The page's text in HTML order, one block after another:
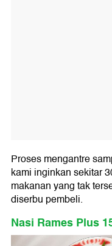
Proses mengantre
kami inginkan sekitar
makanan yang tak
diserbu pembeli.
Nasi Rames Plus